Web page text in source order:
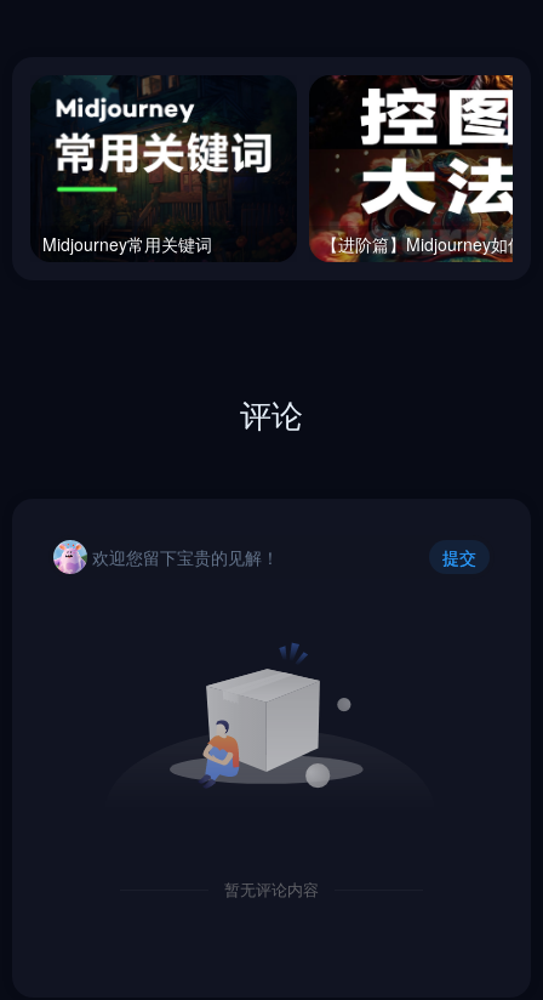
Midjourney常用关键词
评论
欢迎您留下宝贵的见解！ 提交
暂无评论内容